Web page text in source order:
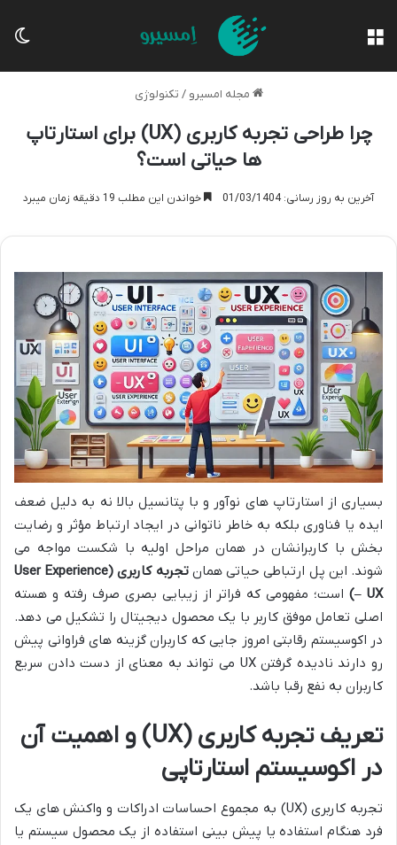
مجله امسیرو / تکنولوژی
چرا طراحی تجربه کاربری (UX) برای استارتاپ
ها حیاتی است؟
آخرین به روز رسانی: 01/03/1404 خواندن این مطلب 19 دقیقه زمان میبرد
بسیاری از استارتاپ های نوآور و با پتانسیل بالا نه به دلیل ضعف
ایده یا فناوری بلکه به خاطر ناتوانی در ایجاد ارتباط مؤثر و رضایت
بخش با کاربرانشان در همان مراحل اولیه با شکست مواجه می
شوند. این پل ارتباطی حیاتی همانتجربه کاربری (User Experience
– UX) است؛ مفهومی که فراتر از زیبایی بصری صرف رفته و هسته
اصلی تعامل موفق کاربر با یک محصول دیجیتال را تشکیل می دهد.
در اکوسیستم رقابتی امروز جایی که کاربران گزینه های فراوانی پیش
رو دارند نادیده گرفتن UX می تواند به معنای از دست دادن سریع
کاربران به نفع رقبا باشد.
تعریف تجربه کاربری (UX) و اهمیت آن
در اکوسیستم استارتاپی
تجربه کاربری (UX) به مجموع احساسات ادراکات و واکنش های یک
فرد هنگام استفاده یا پیش بینی استفاده از یک محصول سیستم یا